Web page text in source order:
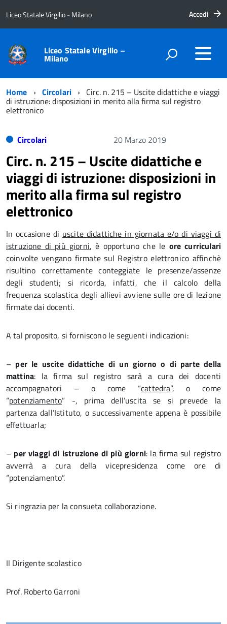
Liceo Statale Virgilio - Milano Accedi
Liceo Statale Virgilio –
Milano
Home Circolari Circ. n. 215 – Uscite didattiche e viaggi
di istruzione: disposizioni in merito alla firma sul registro
elettronico
Circolari 20 Marzo 2019
Circ. n. 215 – Uscite didattiche e
viaggi di istruzione: disposizioni in
merito alla firma sul registro
elettronico
In occasione di uscite didattiche in giornata e/o di viaggi di
istruzione di più giorni, è opportuno che le ore curriculari
coinvolte vengano firmate sul Registro elettronico affinchè
risultino correttamente conteggiate le presenze/assenze
degli studenti; si ricorda, infatti, che il calcolo della
frequenza scolastica degli allievi avviene sulle ore di lezione
firmate dai docenti.
A tal proposito, si forniscono le seguenti indicazioni:
– per le uscite didattiche di un giorno o di parte della
mattina: la firma sul registro sarà a cura dei docenti
accompagnatori – o come “cattedra”, o come
“potenziamento” -, prima dell’uscita se si prevede la
partenza dall’Istituto, o successivamente appena è possibile
effettuarla;
– per viaggi di istruzione di più giorni: la firma sul registro
avverrà a cura della vicepresidenza come ore di
“potenziamento”.
Si ringrazia per la consueta collaborazione.
Il Dirigente scolastico
Prof. Roberto Garroni